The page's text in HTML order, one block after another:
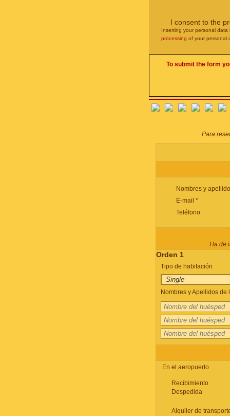
I consent to the
Inserting your personal
processing of your personal
To submit the form
Para
Nombres y
E-mail *
Teléfono
Ha de
Orden 1
Tipo de habitación
Nombres y Apellidos
En el aeropuerto
Recibimiento
Despedida
Alquiler de